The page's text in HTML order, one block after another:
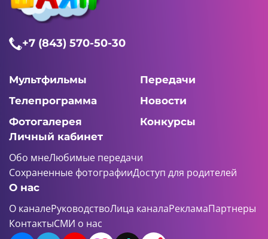
+7 (843) 570-50-30
Мультфильмы
Передачи
Телепрограмма
Новости
Фотогалерея
Конкурсы
Личный кабинет
Обо мнеЛюбимые передачи
Сохраненные фотографииДоступ для родителей
О нас
О каналеРуководствоЛица каналаРекламаПартнеры
КонтактыСМИ о нас